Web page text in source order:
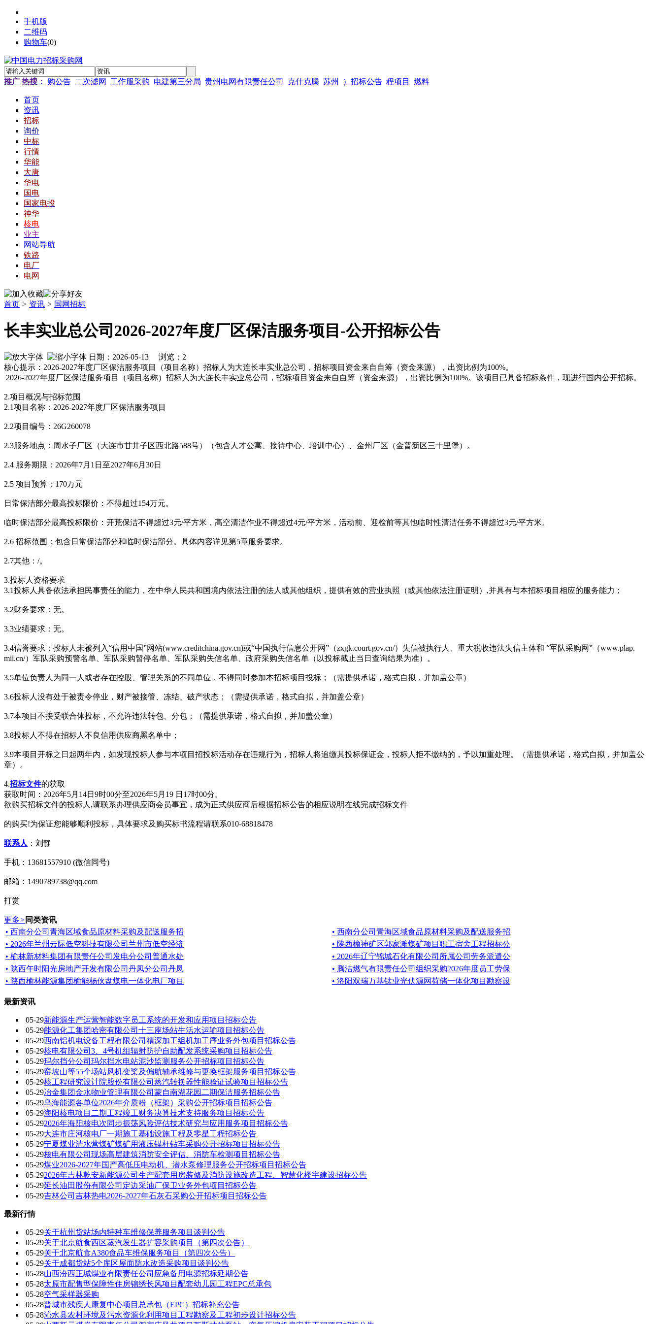
手机版
二维码
购物车(0)
推广 热搜： 购公告 二次滤网 工作服采购 电建第三分局 贵州电网有限责任公司 克什克腾 苏州 ）招标公告 程项目 燃料
首页
资讯
招标
询价
中标
行情
华能
大唐
华电
国电
国家电投
神华
核电
业主
网站导航
铁路
电厂
电网
首页 > 资讯 > 国网招标
长丰实业总公司2026-2027年度厂区保洁服务项目-公开招标公告
日期：2026-05-13 浏览： 2
核心提示：2026-2027年度厂区保洁服务项目（项目名称）招标人为大连长丰实业总公司，招标项目资金来自自筹（资金来源），出资比例为100%。
2026-2027年度厂区保洁服务项目（项目名称）招标人为大连长丰实业总公司，招标项目资金来自自筹（资金来源），出资比例为100%。该项目已具备招标条件，现进行国内公开招标。
2.项目概况与招标范围
2.1项目名称：2026-2027年度厂区保洁服务项目
2.2项目编号：26G260078
2.3服务地点：周水子厂区（大连市甘井子区西北路588号）（包含人才公寓、接待中心、培训中心）、金州厂区（金普新区三十里堡）。
2.4 服务期限：2026年7月1日至2027年6月30日
2.5 项目预算：170万元
日常保洁部分最高投标限价：不得超过154万元。
临时保洁部分最高投标限价：开荒保洁不得超过3元/平方米，高空清洁作业不得超过4元/平方米，活动前、迎检前等其他临时性清洁任务不得超过3元/平方米。
2.6 招标范围：包含日常保洁部分和临时保洁部分。具体内容详见第5章服务要求。
2.7其他：/。
3.投标人资格要求
3.1投标人具备依法承担民事责任的能力，在中华人民共和国境内依法注册的法人或其他组织，提供有效的营业执照（或其他依法注册证明）,并具有与本招标项目相应的服务能力；
3.2财务要求：无。
3.3业绩要求：无。
3.4信誉要求：投标人未被列入“信用中国”网站(www.creditchina.gov.cn)或“中国执行信息公开网”（zxgk.court.gov.cn/）失信被执行人、重大税收违法失信主体和 “军队采购网”（www.plap.
mil.cn/）军队采购预警名单、军队采购暂停名单、军队采购失信名单、政府采购失信名单（以投标截止当日查询结果为准）。
3.5单位负责人为同一人或者存在控股、管理关系的不同单位，不得同时参加本招标项目投标；（需提供承诺，格式自拟，并加盖公章）
3.6投标人没有处于被责令停业，财产被接管、冻结、破产状态；（需提供承诺，格式自拟，并加盖公章）
3.7本项目不接受联合体投标，不允许违法转包、分包；（需提供承诺，格式自拟，并加盖公章）
3.8投标人不得在招标人不良信用供应商黑名单中；
3.9本项目开标之日起两年内，如发现投标人参与本项目招投标活动存在违规行为，招标人将追缴其投标保证金，投标人拒不缴纳的，予以加重处理。（需提供承诺，格式自拟，并加盖公
章）。
4.招标文件的获取
获取时间：2026年5月14日9时00分至2026年5月19 日17时00分。
欲购买招标文件的投标人,请联系办理供应商会员事宜，成为正式供应商后根据招标公告的相应说明在线完成招标文件
的购买!为保证您能够顺利投标，具体要求及购买标书流程请联系010-68818478
联系人 ：刘静
手机：13681557910 (微信同号)
邮箱：1490789738@qq.com
打赏
更多> 同类资讯
• 西南分公司青海区域食品原材料采购及配送服务招
• 西南分公司青海区域食品原材料采购及配送服务招
• 2026年兰州云际低空科技有限公司兰州市低空经济
• 陕西榆神矿区郭家滩煤矿项目职工宿舍工程招标公
• 榆林新材料集团有限责任公司发电分公司普通水处
• 2026年辽宁锦城石化有限公司所属公司劳务派遣公
• 陕西午时阳光房地产开发有限公司丹凤分公司丹凤
• 腾洁燃气有限责任公司组织采购2026年度员工劳保
• 陕西榆林能源集团榆能杨伙盘煤电一体化电厂项目
• 洛阳双瑞万基钛业光伏源网荷储一体化项目勘察设
最新资讯
05-29新能源生产运营智能数字员工系统的开发和应用项目招标公告
05-29能源化工集团哈密有限公司十三座场站生活水运输项目招标公告
05-29西南铝机电设备工程有限公司精深加工组机加工序业务外包项目招标公告
05-29核电有限公司3、4号机组辐射防护自助配发系统采购项目招标公告
05-29玛尔挡分公司玛尔挡水电站泥沙监测服务公开招标项目招标公告
05-29窑坡山等55个场站风机变桨及偏航轴承维修与更换框架服务项目招标公告
05-29核工程研究设计院股份有限公司蒸汽转换器性能验证试验项目招标公告
05-29冶金集团金水物业管理有限公司蒙自南湖花园二期保洁服务招标公告
05-29乌海能源各单位2026年介质粉（框架）采购公开招标项目招标公告
05-29海阳核电项目二期工程竣工财务决算技术支持服务项目招标公告
05-292026年海阳核电次同步振荡风险评估技术研究与应用服务项目招标公告
05-29大连市庄河核电厂一期施工基础设施工程及零星工程招标公告
05-29宁夏煤业清水营煤矿煤矿用液压锚杆钻车采购公开招标项目招标公告
05-29核电有限公司现场高层建筑消防安全评估、消防车检测项目招标公告
05-29煤业2026-2027年国产高低压电动机、潜水泵修理服务公开招标项目招标公告
05-292026年吉林乾安新能源公司生产配套用房装修及消防设施改造工程、智慧化楼宇建设招标公告
05-29延长油田股份有限公司定边采油厂保卫业务外包项目招标公告
05-29吉林公司吉林热电2026-2027年石灰石采购公开招标项目招标公告
最新行情
05-29关于杭州货站场内特种车维修保养服务项目谈判公告
05-29关于北京航食西区蒸汽发生器扩容采购项目（第四次公告）
05-29关于北京航食A380食品车维保服务项目（第四次公告）
05-29关于成都货站5个库区屋面防水改造采购项目谈判公告
05-28山西汾西正城煤业有限责任公司应急备用电源招标延期公告
05-28太原市配售型保障性住房锦绣长风项目配套幼儿园工程EPC总承包
05-28空气采样器采购
05-28晋城市残疾人康复中心项目总承包（EPC）招标补充公告
05-28沁水县农村环境及污水资源化利用项目工程勘察及工程初步设计招标公告